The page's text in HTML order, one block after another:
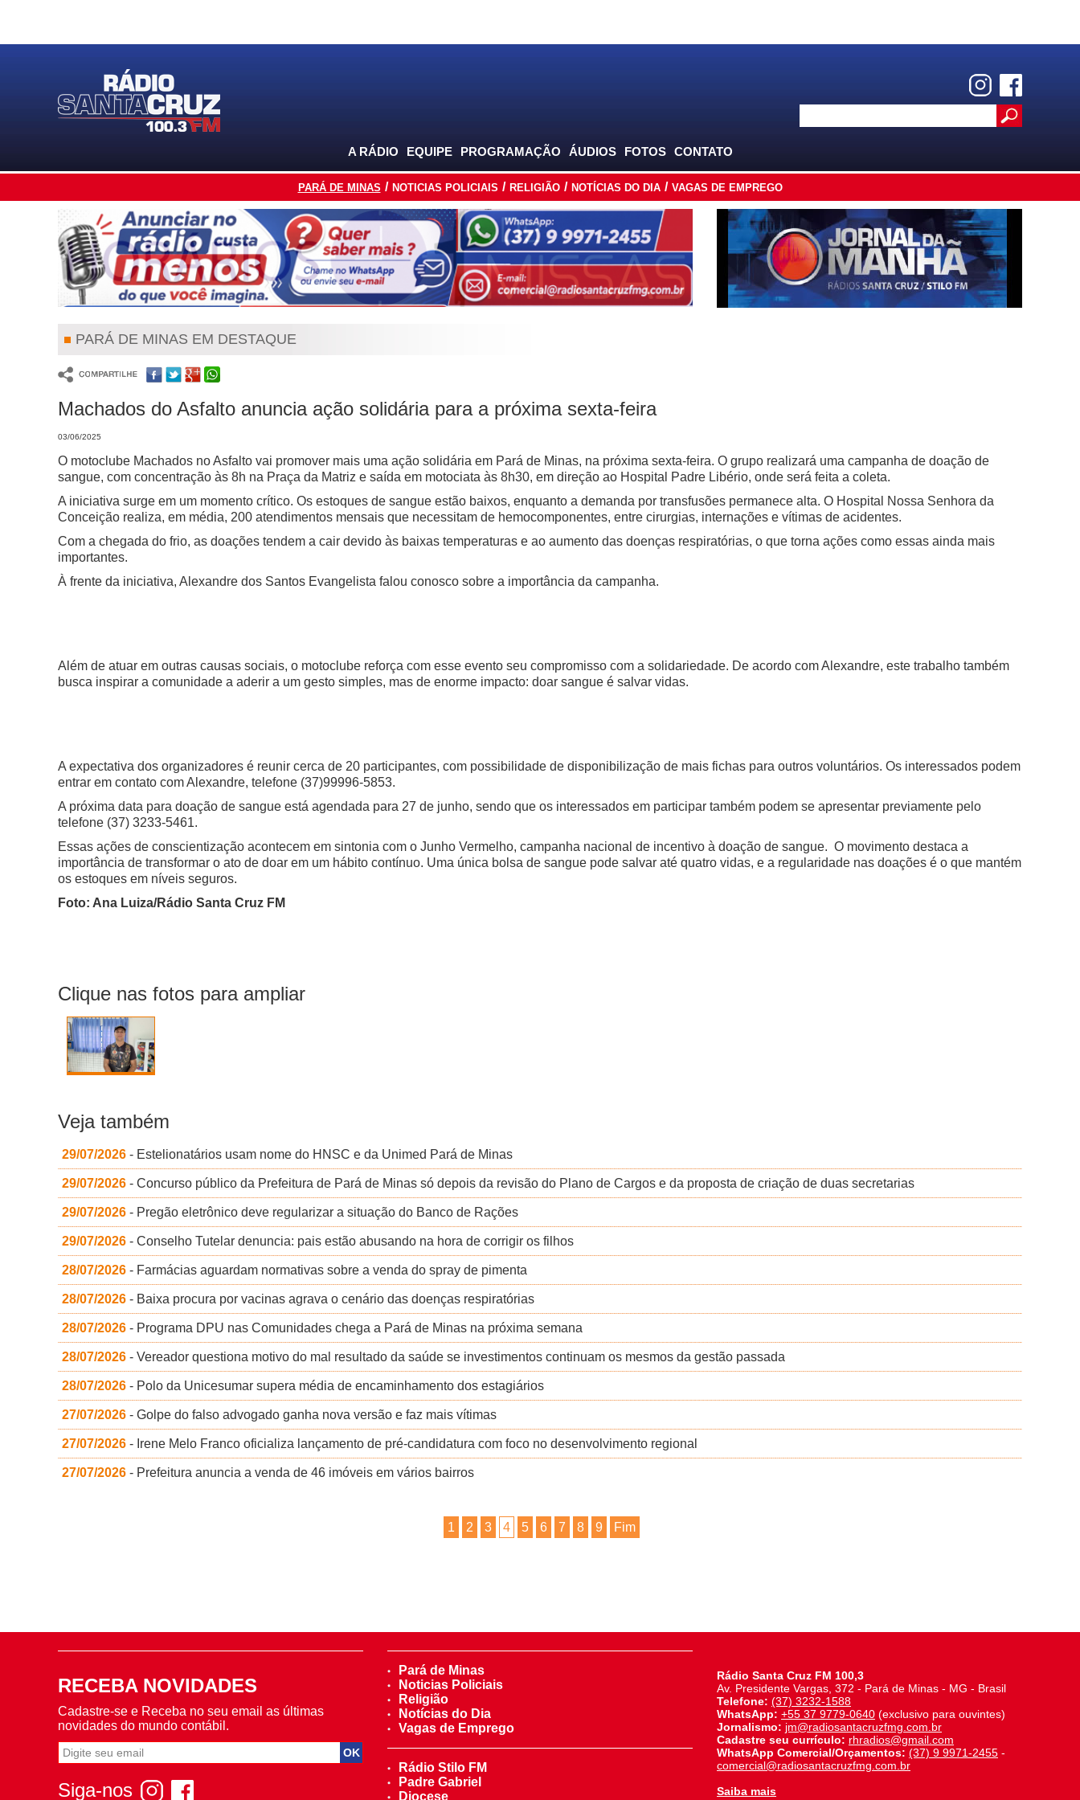
A RÁDIO EQUIPE PROGRAMAÇÃO ÁUDIOS FOTOS CONTATO
PARÁ DE MINAS NOTICIAS POLICIAIS RELIGIÃO NOTÍCIAS DO DIA VAGAS DE EMPREGO
PARÁ DE MINAS EM DESTAQUE
Machados do Asfalto anuncia ação solidária para a próxima sexta-feira
03/06/2025
O motoclube Machados no Asfalto vai promover mais uma ação solidária em Pará de Minas, na próxima sexta-feira. O grupo realizará uma campanha de doação de
sangue, com concentração às 8h na Praça da Matriz e saída em motociata às 8h30, em direção ao Hospital Padre Libério, onde será feita a coleta.
A iniciativa surge em um momento crítico. Os estoques de sangue estão baixos, enquanto a demanda por transfusões permanece alta. O Hospital Nossa Senhora da
Conceição realiza, em média, 200 atendimentos mensais que necessitam de hemocomponentes, entre cirurgias, internações e vítimas de acidentes.
Com a chegada do frio, as doações tendem a cair devido às baixas temperaturas e ao aumento das doenças respiratórias, o que torna ações como essas ainda mais
importantes.
À frente da iniciativa, Alexandre dos Santos Evangelista falou conosco sobre a importância da campanha.
Além de atuar em outras causas sociais, o motoclube reforça com esse evento seu compromisso com a solidariedade. De acordo com Alexandre, este trabalho também
busca inspirar a comunidade a aderir a um gesto simples, mas de enorme impacto: doar sangue é salvar vidas.
A expectativa dos organizadores é reunir cerca de 20 participantes, com possibilidade de disponibilização de mais fichas para outros voluntários. Os interessados podem
entrar em contato com Alexandre, telefone (37)99996-5853.
A próxima data para doação de sangue está agendada para 27 de junho, sendo que os interessados em participar também podem se apresentar previamente pelo
telefone (37) 3233-5461.
Essas ações de conscientização acontecem em sintonia com o Junho Vermelho, campanha nacional de incentivo à doação de sangue. O movimento destaca a
importância de transformar o ato de doar em um hábito contínuo. Uma única bolsa de sangue pode salvar até quatro vidas, e a regularidade nas doações é o que mantém
os estoques em níveis seguros.
Foto: Ana Luiza/Rádio Santa Cruz FM
Clique nas fotos para ampliar
Veja também
29/07/2026 - Estelionatários usam nome do HNSC e da Unimed Pará de Minas
29/07/2026 - Concurso público da Prefeitura de Pará de Minas só depois da revisão do Plano de Cargos e da proposta de criação de duas secretarias
29/07/2026 - Pregão eletrônico deve regularizar a situação do Banco de Rações
29/07/2026 - Conselho Tutelar denuncia: pais estão abusando na hora de corrigir os filhos
28/07/2026 - Farmácias aguardam normativas sobre a venda do spray de pimenta
28/07/2026 - Baixa procura por vacinas agrava o cenário das doenças respiratórias
28/07/2026 - Programa DPU nas Comunidades chega a Pará de Minas na próxima semana
28/07/2026 - Vereador questiona motivo do mal resultado da saúde se investimentos continuam os mesmos da gestão passada
28/07/2026 - Polo da Unicesumar supera média de encaminhamento dos estagiários
27/07/2026 - Golpe do falso advogado ganha nova versão e faz mais vítimas
27/07/2026 - Irene Melo Franco oficializa lançamento de pré-candidatura com foco no desenvolvimento regional
27/07/2026 - Prefeitura anuncia a venda de 46 imóveis em vários bairros
1 2 3 4 5 6 7 8 9 Fim
RECEBA NOVIDADES
Cadastre-se e Receba no seu email as últimas
novidades do mundo contábil.
Siga-nos
Pará de Minas
Noticias Policiais
Religião
Notícias do Dia
Vagas de Emprego
Rádio Stilo FM
Padre Gabriel
Diocese
Rádio Santa Cruz FM 100,3
Av. Presidente Vargas, 372 - Pará de Minas - MG - Brasil
Telefone: (37) 3232-1588
WhatsApp: +55 37 9779-0640 (exclusivo para ouvintes)
Jornalismo: jm@radiosantacruzfmg.com.br
Cadastre seu currículo: rhradios@gmail.com
WhatsApp Comercial/Orçamentos: (37) 9 9971-2455 -
comercial@radiosantacruzfmg.com.br
Saiba mais